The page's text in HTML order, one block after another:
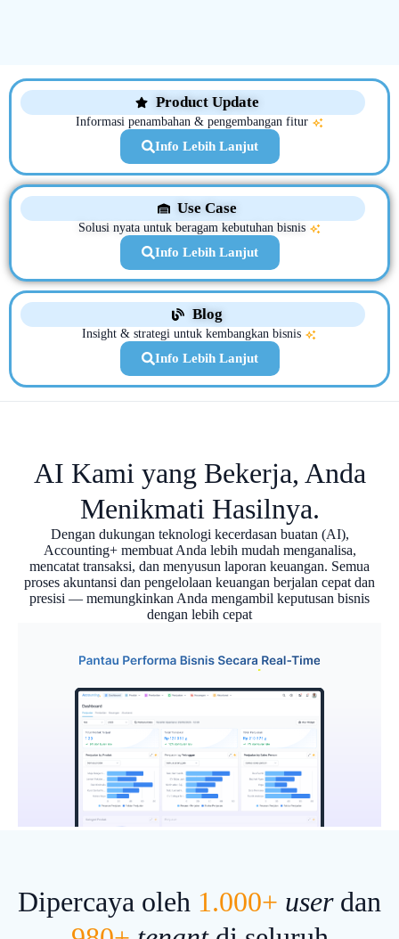
Product Update
Informasi penambahan & pengembangan fitur
Info Lebih Lanjut
Use Case
Solusi nyata untuk beragam kebutuhan bisnis
Info Lebih Lanjut
Blog
Insight & strategi untuk kembangkan bisnis
Info Lebih Lanjut
AI Kami yang Bekerja, Anda
Menikmati Hasilnya.
Dengan dukungan teknologi kecerdasan buatan (AI),
Accounting+ membuat Anda lebih mudah menganalisa,
mencatat transaksi, dan menyusun laporan keuangan. Semua
proses akuntansi dan pengelolaan keuangan berjalan cepat dan
presisi — memungkinkan Anda mengambil keputusan bisnis
dengan lebih cepat
Dipercaya oleh 1.000+ userdan